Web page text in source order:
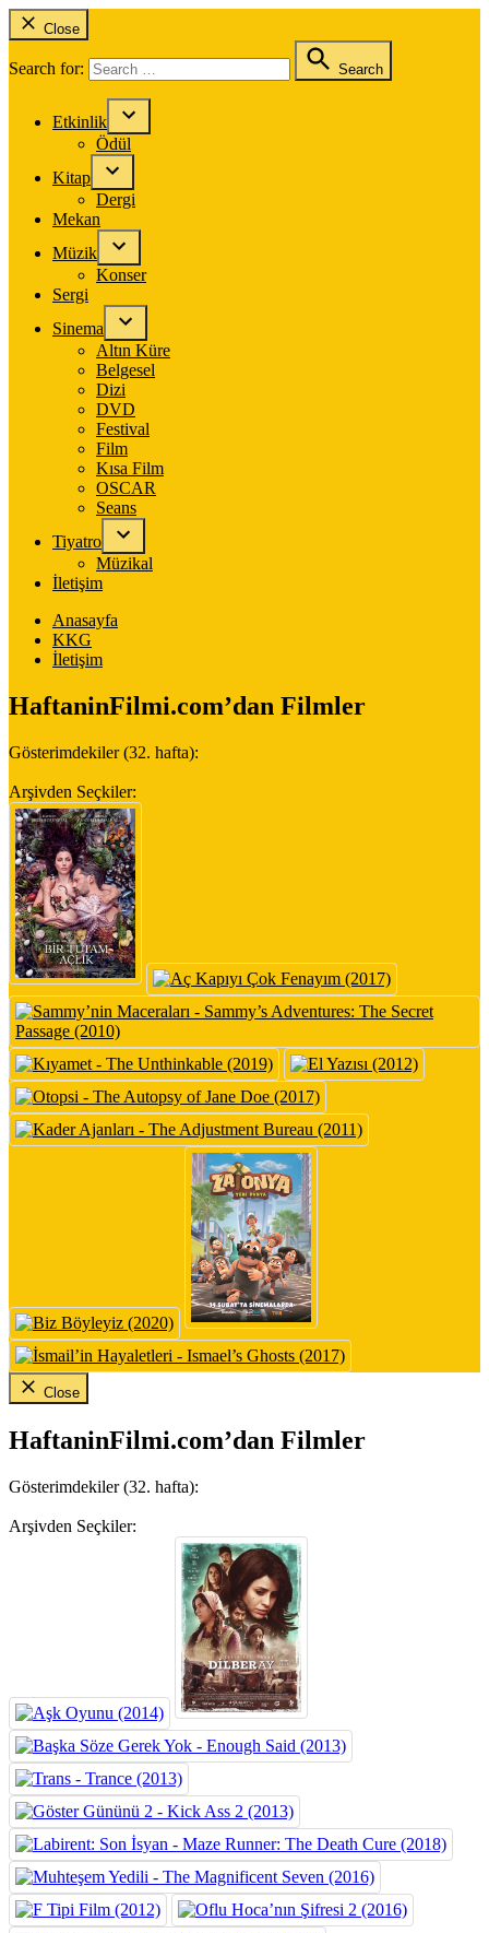
Close
Search for: Search
Etkinlik
Ödül
Kitap
Dergi
Mekan
Müzik
Konser
Sergi
Sinema
Altın Küre
Belgesel
Dizi
DVD
Festival
Film
Kısa Film
OSCAR
Seans
Tiyatro
Müzikal
İletişim
Anasayfa
KKG
İletişim
HaftaninFilmi.com’dan Filmler
Gösterimdekiler (32. hafta):
Arşivden Seçkiler:
Close
HaftaninFilmi.com’dan Filmler
Gösterimdekiler (32. hafta):
Arşivden Seçkiler: